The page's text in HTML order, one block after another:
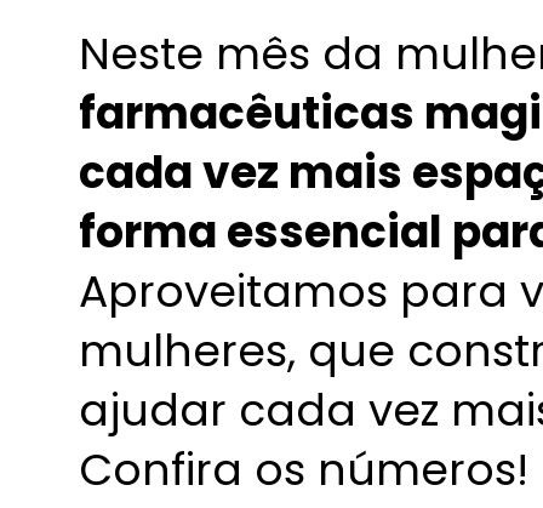
Neste mês da
farmacêuticas
cada vez mais
forma essencial
Aproveitamos para
mulheres, que
ajudar cada vez
Confira os números!